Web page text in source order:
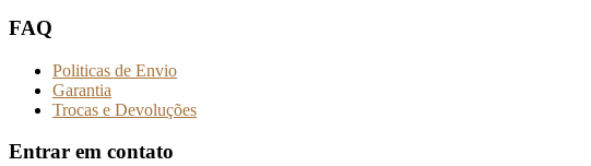
FAQ
Politicas de Envio
Garantia
Trocas e Devoluções
Entrar em contato